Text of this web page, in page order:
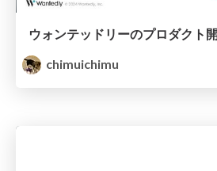
chimuichimu